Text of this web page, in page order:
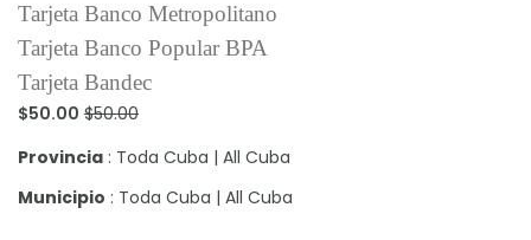
Tarjeta Banco Metropolitano
Tarjeta Banco Popular BPA
Tarjeta Bandec
$50.00 $50.00
Provincia : Toda Cuba | All Cuba
Municipio : Toda Cuba | All Cuba